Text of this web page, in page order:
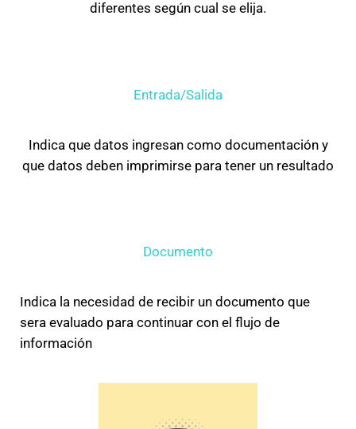
diferentes según cual se elija.
Entrada/Salida
Indica que datos ingresan como documentación y
que datos deben imprimirse para tener un resultado
Documento
Indica la necesidad de recibir un documento que
sera evaluado para continuar con el flujo de
información